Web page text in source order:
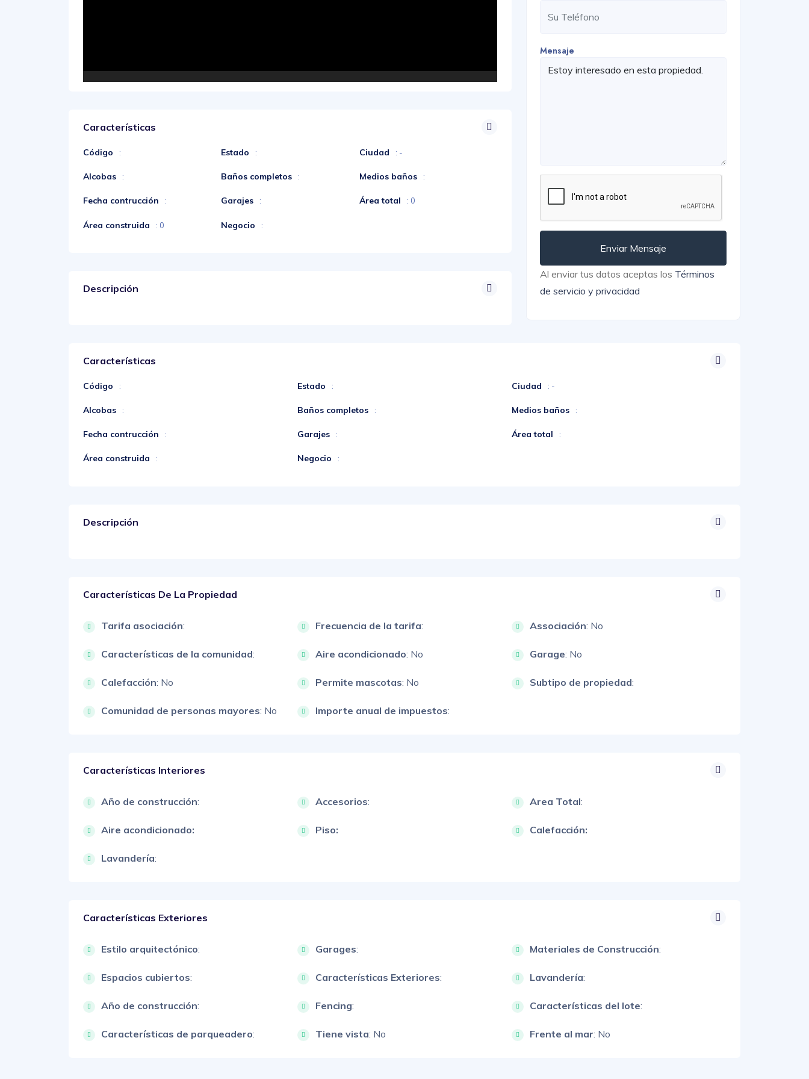
Características
Código : Estado : Ciudad : -
Alcobas : Baños completos : Medios baños :
Fecha contrucción : Garajes : Área total : 0
Área construida : 0 Negocio :
Descripción
Mensaje
Enviar Mensaje
Al enviar tus datos aceptas los Términos
de servicio y privacidad
Características
Código : Estado : Ciudad : -
Alcobas : Baños completos : Medios baños :
Fecha contrucción : Garajes : Área total :
Área construida : Negocio :
Descripción
Características De La Propiedad
Tarifa asociación: Frecuencia de la tarifa: Associación: No
Características de la comunidad: Aire acondicionado: No Garage: No
Calefacción: No Permite mascotas: No Subtipo de propiedad:
Comunidad de personas mayores: No Importe anual de impuestos:
Características Interiores
Año de construcción: Accesorios: Area Total:
Aire acondicionado: Piso: Calefacción:
Lavandería:
Características Exteriores
Estilo arquitectónico: Garages: Materiales de Construcción:
Espacios cubiertos: Características Exteriores: Lavandería:
Año de construcción: Fencing: Características del lote:
Características de parqueadero: Tiene vista: No Frente al mar: No